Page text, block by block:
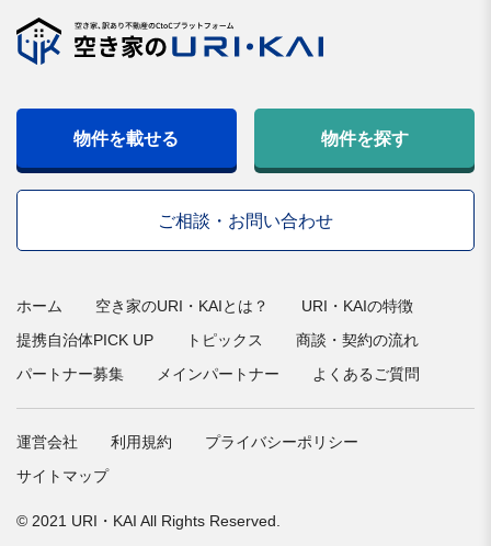
物件を載せる 物件を探す
ご相談・お問い合わせ
ホーム 空き家のURI・KAIとは？
URI・KAIの特徴
提携自治体PICK UP
トピックス
商談・契約の流れ
パートナー募集
メインパートナー よくあるご質問
運営会社 利用規約
プライバシーポリシー
サイトマップ
© 2021 URI・KAI All Rights Reserved.